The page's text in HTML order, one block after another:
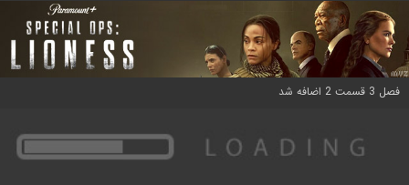
فصل 3 قسمت 2 اضافه شد